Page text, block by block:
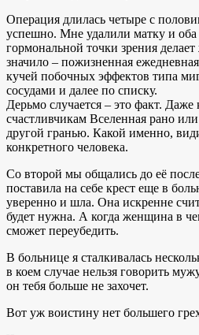
Операция длилась четыре с
успешно. Мне удалили матку и оба
гормональной точки зрения
значило – пожизненная
кучей побочных эффектов типа
сосудами и далее по списку.
Дерьмо случается – это факт.
счастливчикам Вселенная рано
другой гранью. Какой именно,
конкретного человека.
Со второй мы общались до её
поставила на себе крест еще в
уверенно и шла. Она искренне
будет нужна. А когда женщина в
сможет переубедить.
В больнице я сталкивалась
в коем случае нельзя говорить
он тебя больше не захочет.
Вот уж воистину нет большего